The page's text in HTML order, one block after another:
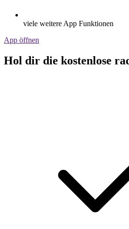
viele weitere App Funktionen
App öffnen
Hol dir die kostenlose